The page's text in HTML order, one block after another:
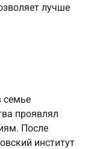
лучше
семье
проявлял
После
институт